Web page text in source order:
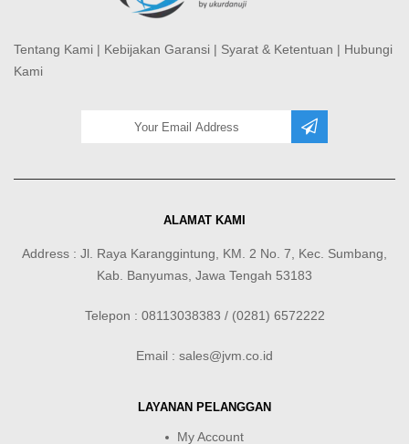
Tentang Kami | Kebijakan Garansi | Syarat & Ketentuan | Hubungi
Kami
ALAMAT KAMI
Address : Jl. Raya Karanggintung, KM. 2 No. 7, Kec. Sumbang,
Kab. Banyumas, Jawa Tengah 53183
Telepon : 08113038383 / (0281) 6572222
Email : sales@jvm.co.id
LAYANAN PELANGGAN
My Account